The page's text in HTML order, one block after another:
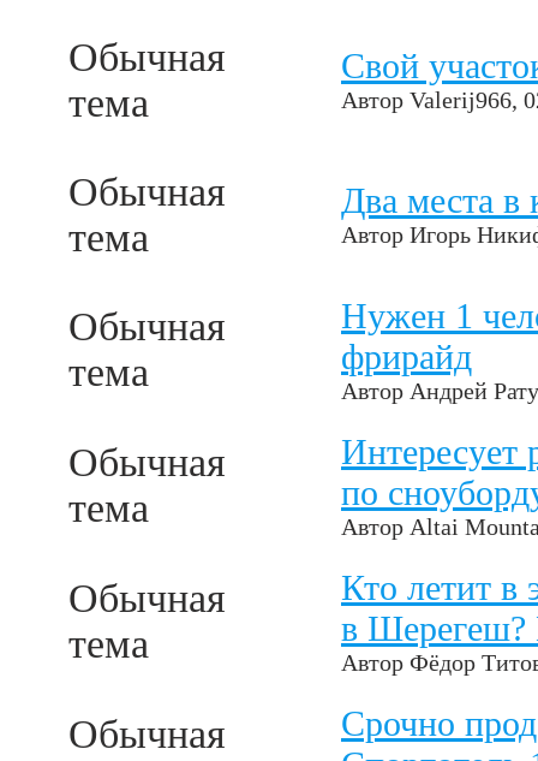
Обычная
тема
Свой
Автор Valerij966,
Обычная
тема
Два места в
Автор Игорь
Обычная
тема
Нужен 1
фрирайд
Автор Андрей
Обычная
тема
Интересует
по
Автор Altai
Обычная
тема
Кто летит в
в
Автор Фёдор
Обычная
Срочно